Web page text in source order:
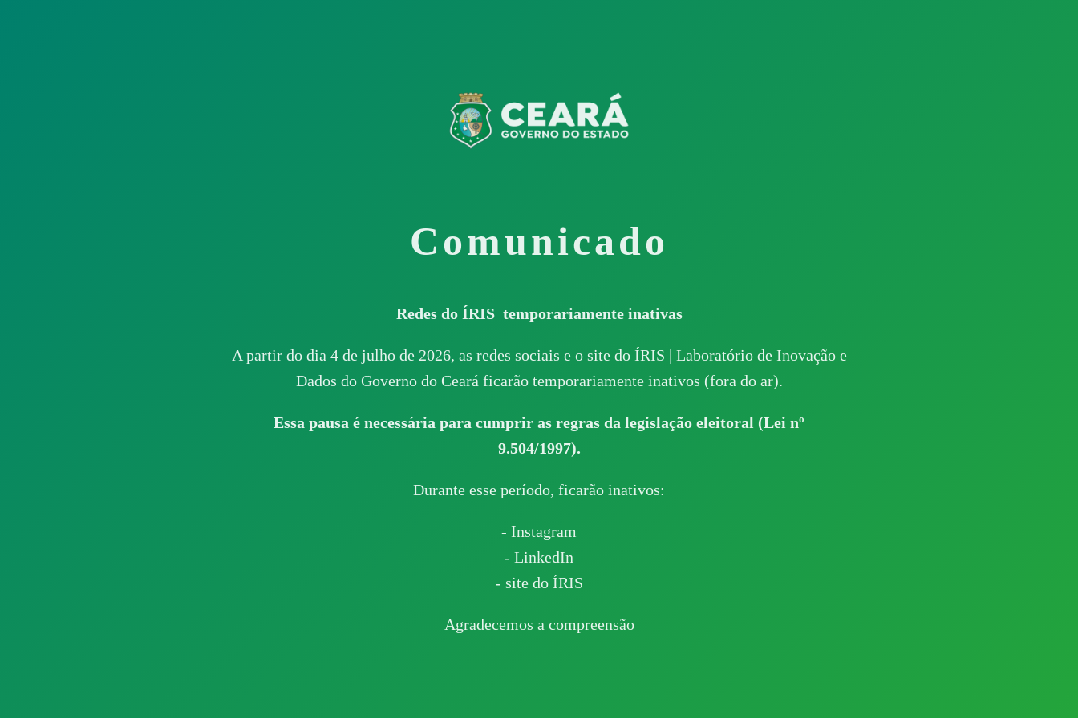
Comunicado
Redes do ÍRIS temporariamente inativas
A partir do dia 4 de julho de 2026, as redes sociais e o site do ÍRIS | Laboratório de Inovação e
Dados do Governo do Ceará ficarão temporariamente inativos (fora do ar).
Essa pausa é necessária para cumprir as regras da legislação eleitoral (Lei nº
9.504/1997).
Durante esse período, ficarão inativos:
- Instagram
- LinkedIn
- site do ÍRIS
Agradecemos a compreensão